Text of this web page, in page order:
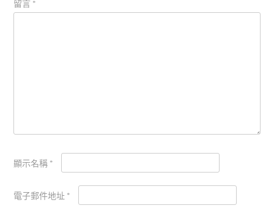
留言 *
顯示名稱 *
電子郵件地址 *